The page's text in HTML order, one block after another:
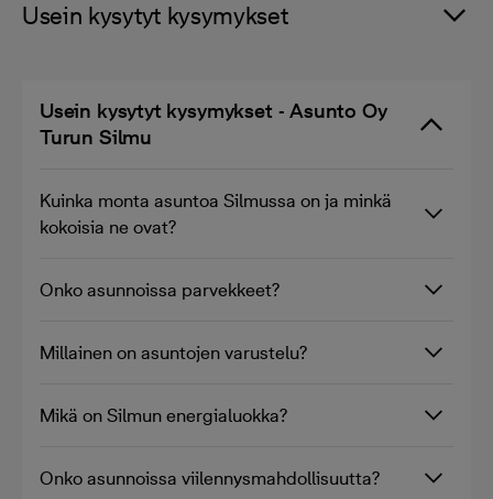
Usein kysytyt kysymykset
Usein kysytyt kysymykset - Asunto Oy
Turun Silmu
Kuinka monta asuntoa Silmussa on ja minkä
kokoisia ne ovat?
Onko asunnoissa parvekkeet?
Millainen on asuntojen varustelu?
Mikä on Silmun energialuokka?
Onko asunnoissa viilennysmahdollisuutta?